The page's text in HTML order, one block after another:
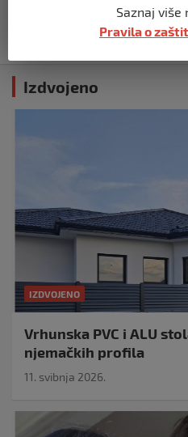
pomoćni
prije 5 mjeseci
Izdvojeno
IZDVOJENO
Vrhunska PVC i ALU
njemačkih profila
11. svibnja 2026.
Saznaj više
Pravila o